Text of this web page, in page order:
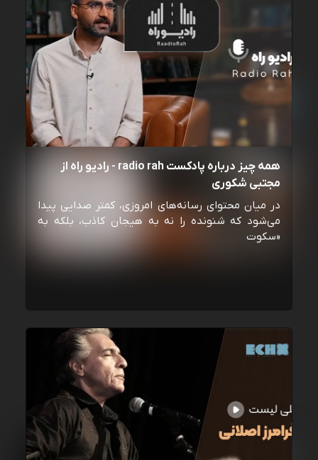
همه چیز درباره پادکست radio rah - رادیو راه از
مجتبی شکوری
در میان محتوای رسانه‌های امروزی، کمتر صدایی پیدا
می‌شود که شنونده را نه به هیجان کاذب، بلکه به
«سکوت